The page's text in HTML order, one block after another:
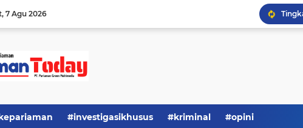
7 Agu 2026
#investigasikhusus #kriminal #opini